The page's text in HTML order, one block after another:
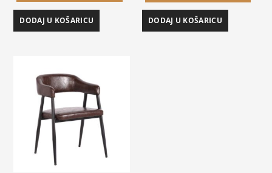
DODAJ U KOŠARICU DODAJ U KOŠARICU